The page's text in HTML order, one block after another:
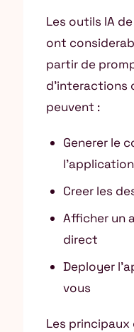
Les outils IA
ont
partir de
d’interactions
peuvent :
Generer le
l’application
Creer les
Afficher un
direct
Deployer
vous
Les